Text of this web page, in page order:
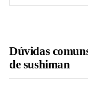
Dúvidas
de sushiman